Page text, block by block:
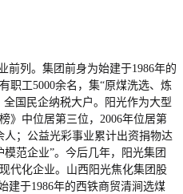
前列。集团前身为始建于1986年的
职工5000余名，集“原煤洗选、炼
国民企纳税大户。阳光作为大型
》中位居第三位，2006年位居第
人；公益光彩事业累计出资捐物达
范企业”。今后几年，阳光集团
代化企业。山西阳光焦化集团股
建于1986年的西铁商贸清涧选煤